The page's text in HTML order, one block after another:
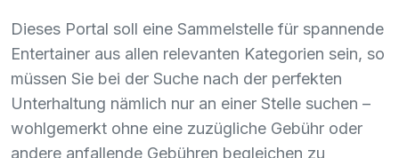
Dieses Portal soll eine Sammelstelle für spannende
Entertainer aus allen relevanten Kategorien sein, so
müssen Sie bei der Suche nach der perfekten
Unterhaltung nämlich nur an einer Stelle suchen –
wohlgemerkt ohne eine zuzügliche Gebühr oder
andere anfallende Gebühren begleichen zu